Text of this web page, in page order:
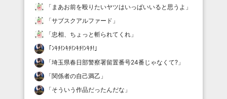
「 まあお前を殴りたいヤツはいっぱいいると思うよ 」
「サブスクアルファード 」
「忠相、ちょっと斬られてくれ 」
「ﾝｷﾁ!ﾝｷﾁ!ﾝｷﾁ!ﾝｷﾁ! 」
「埼玉県春日部警察署留置番号24番じゃなくて? 」
「関係者の自己満乙 」
「そういう作品だったんだな 」